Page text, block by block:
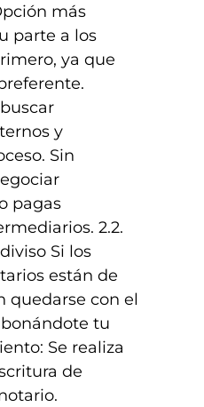
más
parte a los
ya que
y
Sin
pagas
2.2.
Si los
están de
quedarse con el
tu
Se realiza
de